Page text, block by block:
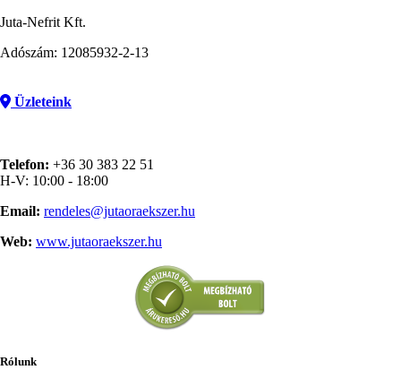
Juta-Nefrit Kft.
Adószám: 12085932-2-13
Üzleteink
Telefon: +36 30 383 22 51
H-V: 10:00 - 18:00
Email: rendeles@jutaoraekszer.hu
Web: www.jutaoraekszer.hu
Rólunk